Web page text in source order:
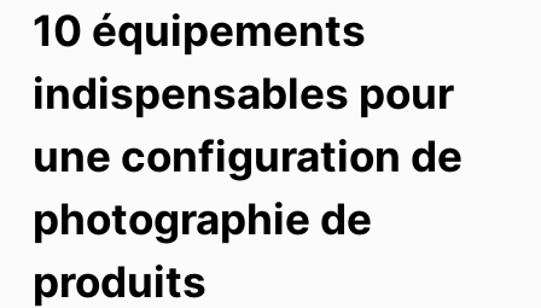
10 équipements
indispensables pour
une configuration de
photographie de
produits